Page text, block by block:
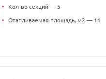
• Кол-во секций — 5
• Отапливаемая площадь, м2 — 11